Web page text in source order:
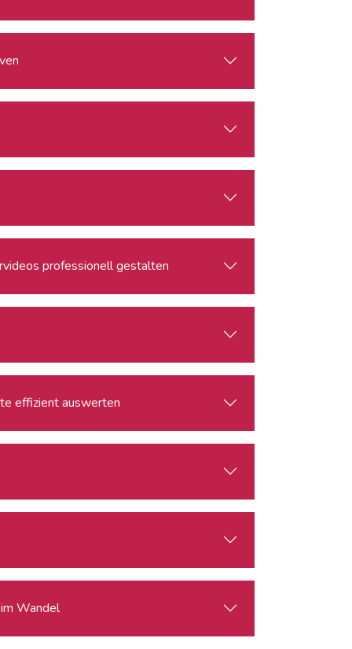
professionell gestalten
effizient auswerten
Wandel